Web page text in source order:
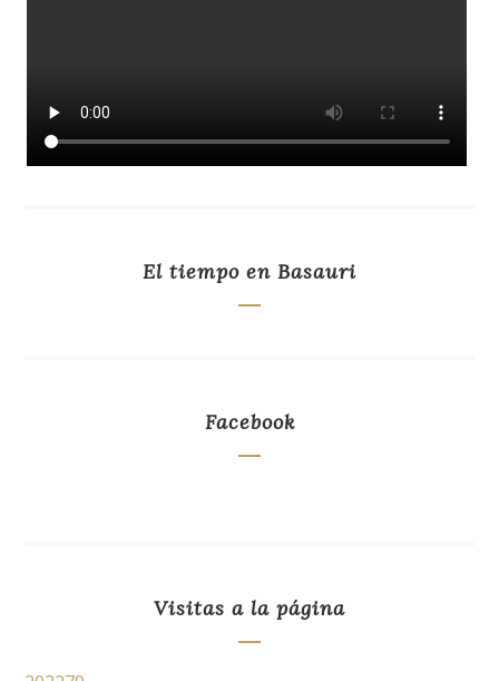
El tiempo en Basauri
Facebook
Visitas a la página